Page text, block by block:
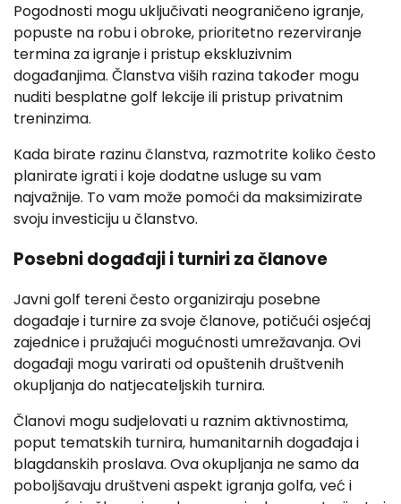
Pogodnosti mogu uključivati neograničeno igranje,
popuste na robu i obroke, prioritetno rezerviranje
termina za igranje i pristup ekskluzivnim
događanjima. Članstva viših razina također mogu
nuditi besplatne golf lekcije ili pristup privatnim
treninzima.
Kada birate razinu članstva, razmotrite koliko često
planirate igrati i koje dodatne usluge su vam
najvažnije. To vam može pomoći da maksimizirate
svoju investiciju u članstvo.
Posebni događaji i turniri za članove
Javni golf tereni često organiziraju posebne
događaje i turnire za svoje članove, potičući osjećaj
zajednice i pružajući mogućnosti umrežavanja. Ovi
događaji mogu varirati od opuštenih društvenih
okupljanja do natjecateljskih turnira.
Članovi mogu sudjelovati u raznim aktivnostima,
poput tematskih turnira, humanitarnih događaja i
blagdanskih proslava. Ova okupljanja ne samo da
poboljšavaju društveni aspekt igranja golfa, već i